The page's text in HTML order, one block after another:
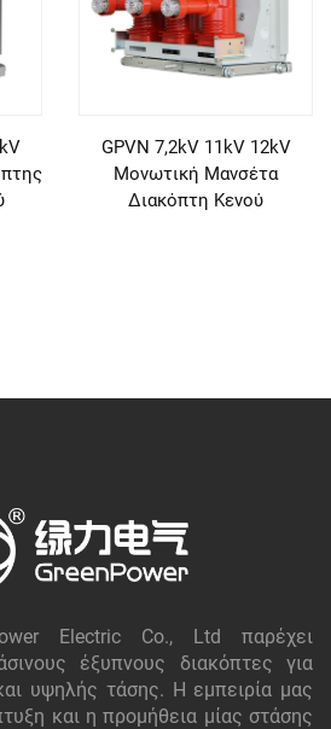
GPVN 7,2kV 11kV 12kV
Μονωτική Μανσέτα
Διακόπτη Κενού
Electric Co., Ltd παρέχει
έξυπνους διακόπτες για
υψηλής τάσης. Η εμπειρία μας
και η προμήθεια μίας στάσης